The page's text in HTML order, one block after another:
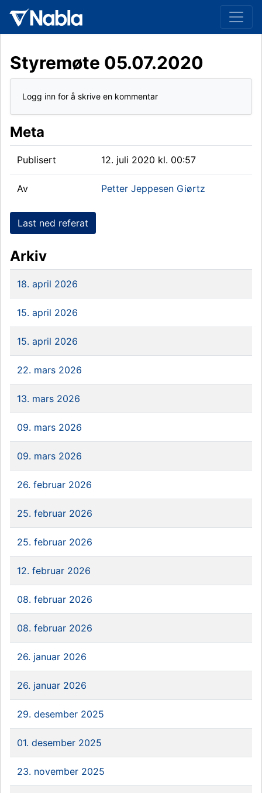
Styremøte 05.07.2020
Logg inn for å skrive en kommentar
Meta
Publisert 12. juli 2020 kl. 00:57
Av Petter Jeppesen Giørtz
Last ned referat
Arkiv
18. april 2026
15. april 2026
15. april 2026
22. mars 2026
13. mars 2026
09. mars 2026
09. mars 2026
26. februar 2026
25. februar 2026
25. februar 2026
12. februar 2026
08. februar 2026
08. februar 2026
26. januar 2026
26. januar 2026
29. desember 2025
01. desember 2025
23. november 2025